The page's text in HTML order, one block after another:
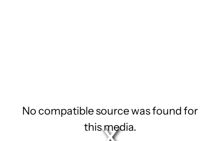
No compatible source was found for
this media.